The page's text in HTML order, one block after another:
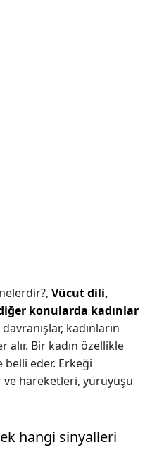
Vücut dili,
konularda kadınlar
kadınların
alır. Bir kadın özellikle
belli eder. Erkeği
ve hareketleri, yürüyüşü
hangi sinyalleri